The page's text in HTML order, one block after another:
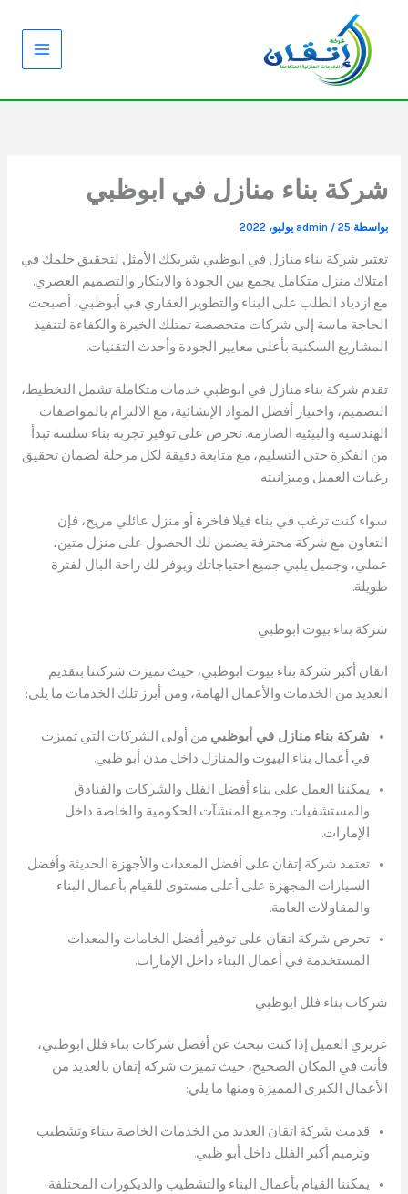
المحتوى
شركة بناء منازل في ابوظبي
بواسطة admin / 25 يوليو، 2022
تعتبر شركة بناء منازل في ابوظبي شريكك الأمثل لتحقيق حلمك في
امتلاك منزل متكامل يجمع بين الجودة والابتكار والتصميم العصري.
مع ازدياد الطلب على البناء والتطوير العقاري في أبوظبي، أصبحت
الحاجة ماسة إلى شركات متخصصة تمتلك الخبرة والكفاءة لتنفيذ
المشاريع السكنية بأعلى معايير الجودة وأحدث التقنيات.
تقدم شركة بناء منازل في ابوظبي خدمات متكاملة تشمل التخطيط،
التصميم، واختيار أفضل المواد الإنشائية، مع الالتزام بالمواصفات
الهندسية والبيئية الصارمة. نحرص على توفير تجربة بناء سلسة تبدأ
من الفكرة حتى التسليم، مع متابعة دقيقة لكل مرحلة لضمان تحقيق
رغبات العميل وميزانيته.
سواء كنت ترغب في بناء فيلا فاخرة أو منزل عائلي مريح، فإن
التعاون مع شركة محترفة يضمن لك الحصول على منزل متين،
عملي، وجميل يلبي جميع احتياجاتك ويوفر لك راحة البال لفترة
طويلة.
شركة بناء بيوت ابوظبي
اتقان أكبر شركة بناء بيوت ابوظبي، حيث تميزت شركتنا بتقديم
العديد من الخدمات والأعمال الهامة، ومن أبرز تلك الخدمات ما يلي:
شركة بناء منازل في أبوظبي من أولى الشركات التي تميزت
في أعمال بناء البيوت والمنازل داخل مدن أبو ظبي.
يمكننا العمل على بناء أفضل الفلل والشركات والفنادق
والمستشفيات وجميع المنشآت الحكومية والخاصة داخل
الإمارات.
تعتمد شركة إتقان على أفضل المعدات والأجهزة الحديثة وأفضل
السيارات المجهزة على أعلى مستوى للقيام بأعمال البناء
والمقاولات العامة.
تحرص شركة اتقان على توفير أفضل الخامات والمعدات
المستخدمة في أعمال البناء داخل الإمارات.
شركات بناء فلل ابوظبي
عزيزي العميل إذا كنت تبحث عن أفضل شركات بناء فلل ابوظبي،
فأنت في المكان الصحيح، حيث تميزت شركة إتقان بالعديد من
الأعمال الكبرى المميزة ومنها ما يلي:
قدمت شركة اتقان العديد من الخدمات الخاصة ببناء وتشطيب
وترميم أكبر الفلل داخل أبو ظبي.
يمكننا القيام بأعمال البناء والتشطيب والديكورات المختلفة